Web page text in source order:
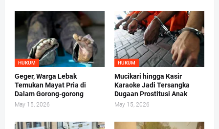
HUKUM
Geger, Warga Lebak
Temukan Mayat Pria di
Dalam Gorong-gorong
May 15, 2026
HUKUM
Mucikari hingga Kasir
Karaoke Jadi Tersangka
Dugaan Prostitusi Anak
May 15, 2026